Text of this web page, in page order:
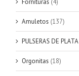
Fornituras (4)
Amuletos (137)
PULSERAS DE PLATA
Orgonitas (18)